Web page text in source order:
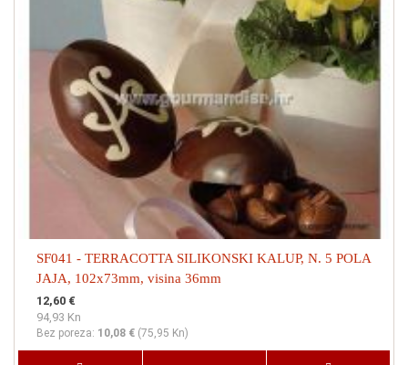
SF041 - TERRACOTTA SILIKONSKI KALUP, N. 5 POLA
JAJA, 102x73mm, visina 36mm
12,60 €
94,93 Kn
Bez poreza: 10,08 € (75,95 Kn)